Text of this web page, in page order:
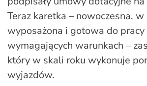
Teraz karetka – nowoczesna, w
wyposażona i gotowa do
wymagających warunkach –
który w skali roku wykonuje
wyjazdów.